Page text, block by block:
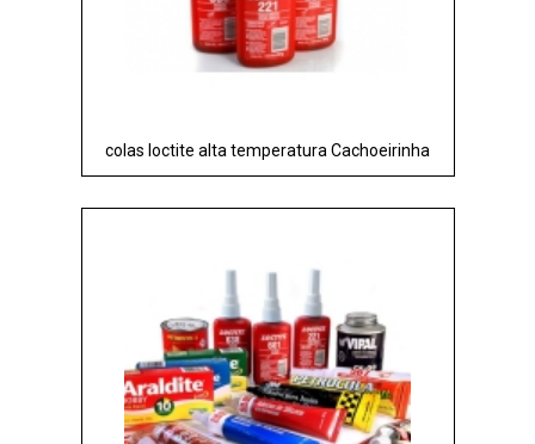
colas loctite alta temperatura Cachoeirinha